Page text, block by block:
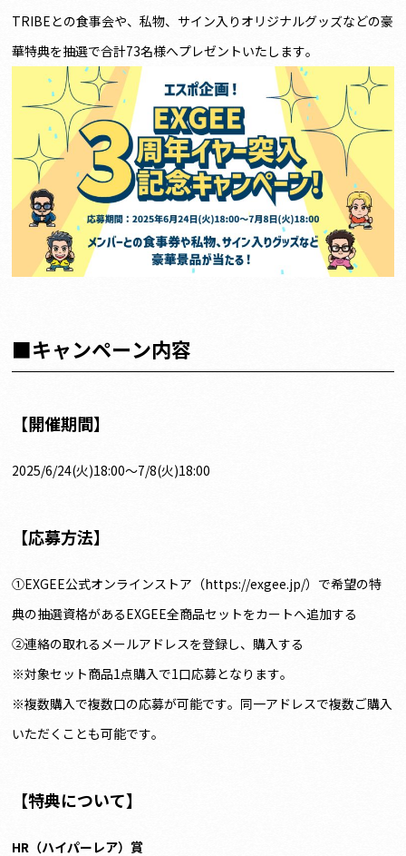
TRIBEとの食事会や、私物、サイン入りオリジナルグッズなどの豪
華特典を抽選で合計73名様へプレゼントいたします。
■キャンペーン内容
【開催期間】
2025/6/24(火)18:00～7/8(火)18:00
【応募方法】
①EXGEE公式オンラインストア（https://exgee.jp/）で希望の特
典の抽選資格があるEXGEE全商品セットをカートへ追加する
②連絡の取れるメールアドレスを登録し、購入する
※対象セット商品1点購入で1口応募となります。
※複数購入で複数口の応募が可能です。同一アドレスで複数ご購入
いただくことも可能です。
【特典について】
HR（ハイパーレア）賞